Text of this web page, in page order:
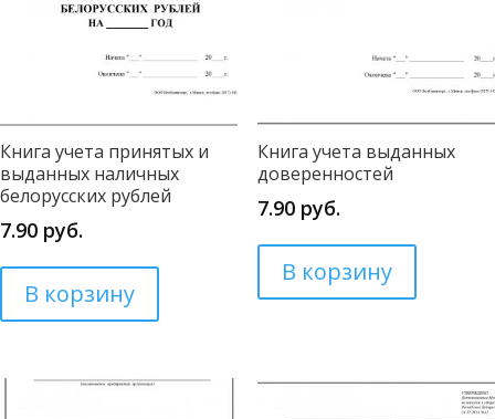
Книга учета принятых и
выданных наличных
белорусских рублей
7.90 руб.
В корзину
Книга учета выданных
доверенностей
7.90руб.
В корзину